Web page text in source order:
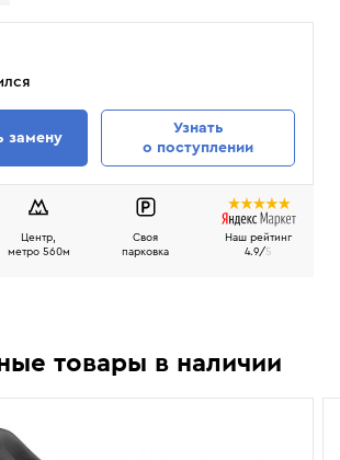
замену
Узнать
о поступлении
Центр,
метро 560м
Своя
парковка
Наш рейтинг
4.9/5
товары в наличии